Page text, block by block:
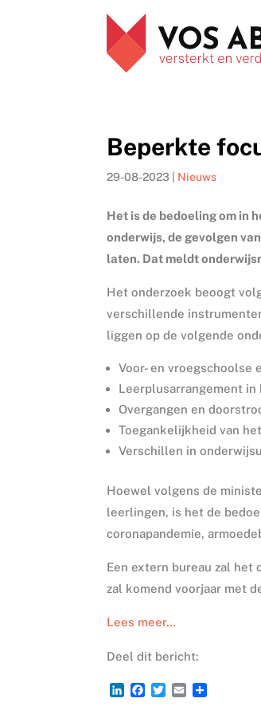
Beperkte
29-08-2023 Nieuws
Het is de bedoeling om in
onderwijs, de gevolgen
laten. Dat meldt
Het onderzoek beoogt
verschillende
liggen op de volgende
Voor- en vroegschoolse
Leerplusarrangement
Overgangen en
Toegankelijkheid van
Verschillen in
Hoewel volgens de
leerlingen, is het de
coronapandemie,
Een extern bureau zal
zal komend voorjaar met
Lees meer…
Deel dit bericht:
L
F
T
E